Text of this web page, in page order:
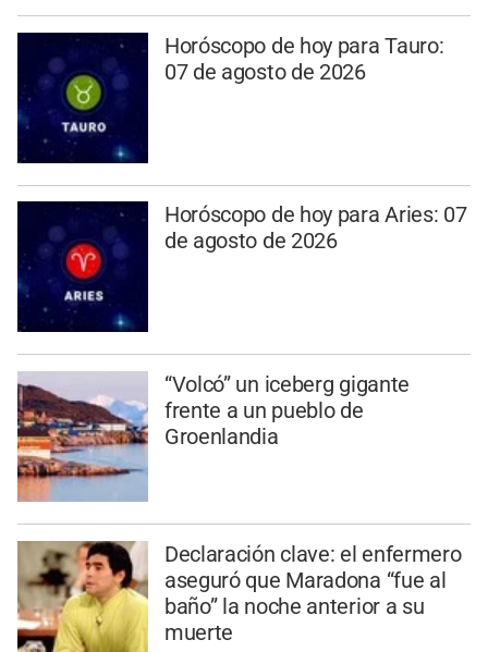
Horóscopo de hoy para Tauro:
07 de agosto de 2026
Horóscopo de hoy para Aries: 07
de agosto de 2026
“Volcó” un iceberg gigante
frente a un pueblo de
Groenlandia
Declaración clave: el enfermero
aseguró que Maradona “fue al
baño” la noche anterior a su
muerte